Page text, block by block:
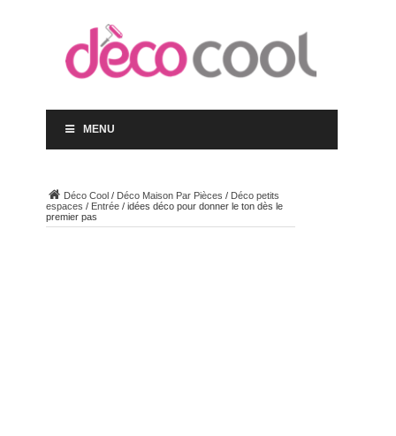
MENU
Déco Cool/ Déco Maison Par Pièces / Déco petits
espaces / Entrée/ idées déco pour donner le ton dès le
premier pas